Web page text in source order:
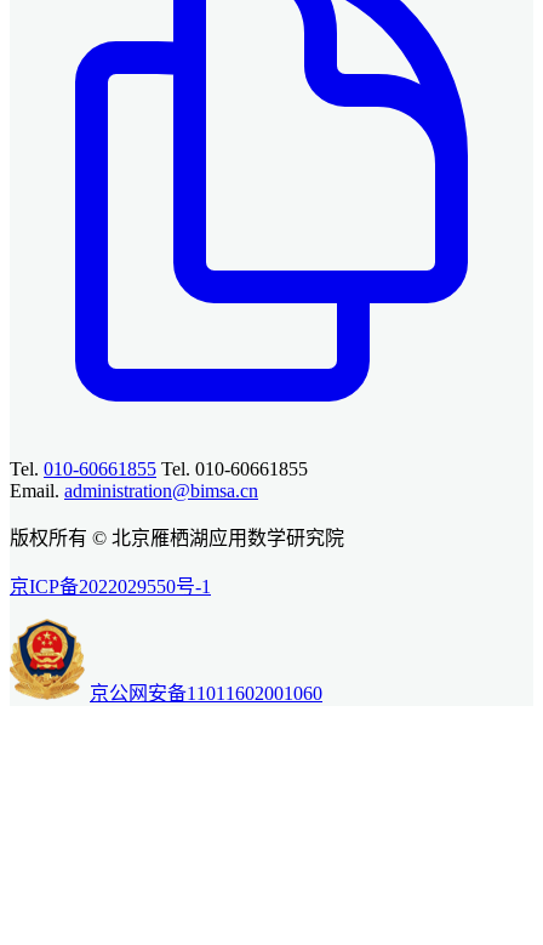
Tel. 010-60661855 Tel. 010-60661855
Email. administration@bimsa.cn
版权所有 © 北京雁栖湖应用数学研究院
京ICP备2022029550号-1
京公网安备11011602001060